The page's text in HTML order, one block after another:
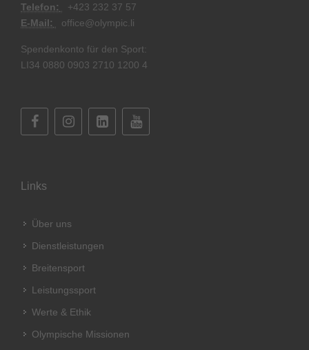
Telefon: +423 232 37 57
E-Mail:
office@olympic.li
Spendenkonto für den Sport:
LI34 0880 0903 2710 1200 4
Links
Über uns
Dienstleistungen
Breitensport
Leistungssport
Werte & Ethik
Olympische Missionen